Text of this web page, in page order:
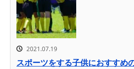
2021.07.19
スポーツをする子供におすすめ